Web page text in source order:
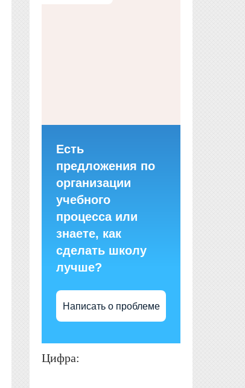
Есть
предложения по
организации
учебного
процесса или
знаете, как
сделать школу
лучше?
Написать о проблеме
Цифра: